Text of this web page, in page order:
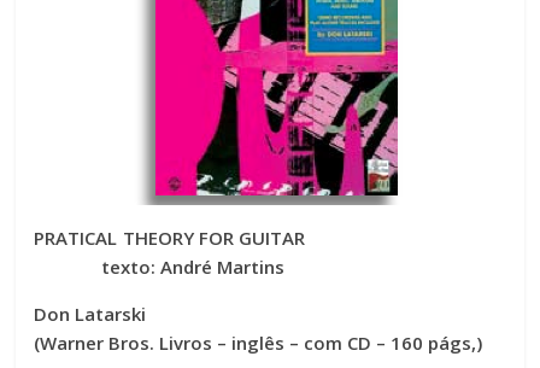
PRATICAL THEORY FOR GUITAR
texto: André Martins
Don Latarski
(Warner Bros. Livros – inglês – com CD – 160 págs,)